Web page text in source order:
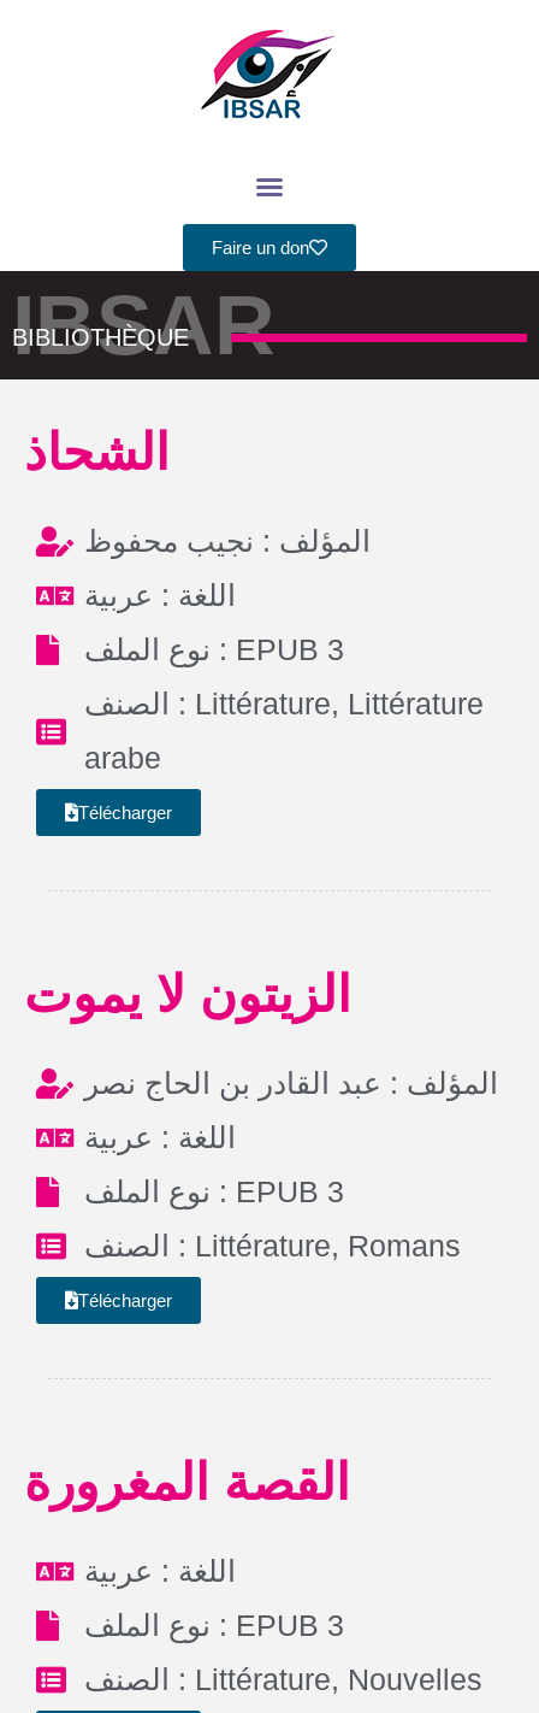
Faire un don
IBSAR
BIBLIOTHÈQUE
الشحاذ
المؤلف : نجيب محفوظ
اللغة : عربية
نوع الملف : EPUB 3
الصنف : Littérature, Littérature
arabe
Télécharger
الزيتون لا يموت
المؤلف : عبد القادر بن الحاج نصر
اللغة : عربية
نوع الملف : EPUB 3
الصنف : Littérature, Romans
Télécharger
القصة المغرورة
اللغة : عربية
نوع الملف : EPUB 3
الصنف : Littérature, Nouvelles